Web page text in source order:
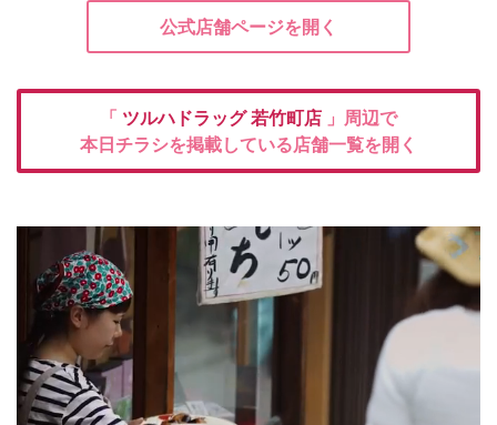
公式店舗ページを開く
「 ツルハドラッグ若竹町店 」周辺で
本日チラシを掲載している店舗一覧を開く